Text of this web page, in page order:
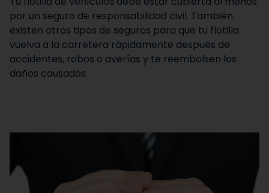
por un seguro de responsabilidad civil. También
existen otros tipos de seguros para que tu flotilla
vuelva a la carretera rápidamente después de
accidentes, robos o averías y te reembolsen los
daños causados.